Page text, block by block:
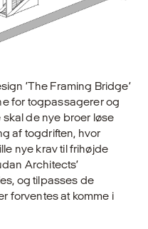
’The Framing Bridge’
for togpassagerer og
de nye broer løse
af togdriften, hvor
nye krav til frihøjde
Architects’
og tilpasses de
forventes at komme i